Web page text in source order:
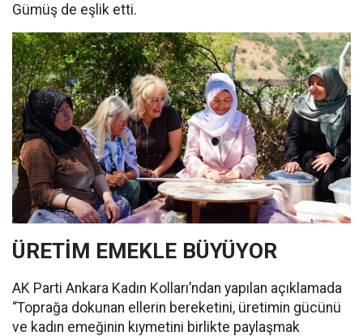
Gümüş de eşlik etti.
ÜRETİM EMEKLE BÜYÜYOR
AK Parti Ankara Kadın Kolları’ndan yapılan açıklamada
“Toprağa dokunan ellerin bereketini, üretimin gücünü
ve kadın emeğinin kıymetini birlikte paylaşmak